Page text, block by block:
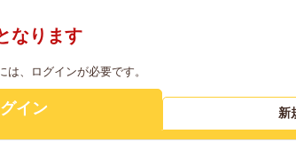
なります
は、ログインが必要です。
グイン 新